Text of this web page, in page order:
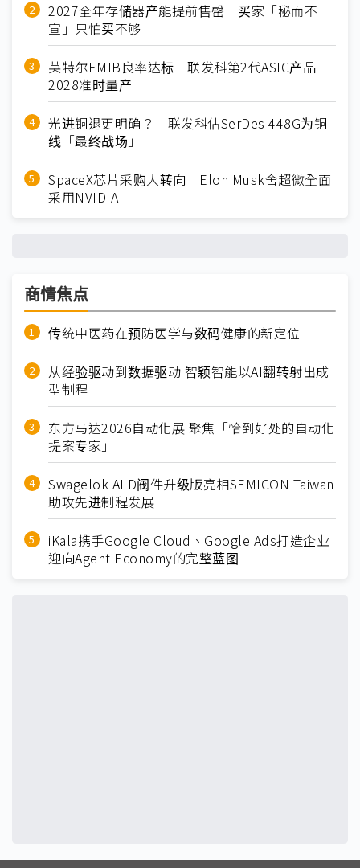
2027全年存储器产能提前售罄 买家「秘而不
宣」只怕买不够
英特尔EMIB良率达标 联发科第2代ASIC产品
2028准时量产
光进铜退更明确？ 联发科估SerDes 448G为铜
线「最终战场」
SpaceX芯片采购大转向 Elon Musk舍超微全面
采用NVIDIA
商情焦点
传统中医药在预防医学与数码健康的新定位
从经验驱动到数据驱动 智颖智能以AI翻转射出成
型制程
东方马达2026自动化展 聚焦「恰到好处的自动化
提案专家」
Swagelok ALD阀件升级版亮相SEMICON Taiwan
助攻先进制程发展
iKala携手Google Cloud、Google Ads打造企业
迎向Agent Economy的完整蓝图